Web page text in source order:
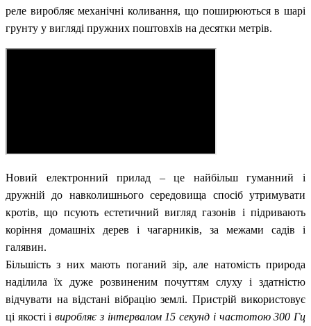
реле виробляє механічні коливання, що поширюються в шарі
грунту у вигляді пружних поштовхів на десятки метрів.
Новий електронний прилад – це найбільш гуманний і
дружній до навколишнього середовища спосіб утримувати
кротів, що псують естетичний вигляд газонів і підривають
коріння домашніх дерев і чагарників, за межами садів і
галявин.
Більшість з них мають поганий зір, але натомість природа
наділила їх дуже розвиненим почуттям слуху і здатністю
відчувати на відстані вібрацію землі. Пристрій використовує
ці якості івиробляє з інтервалом 15 секунд і частотою 300 Гц